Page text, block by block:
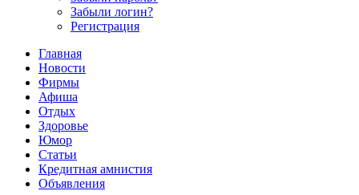
Забыли логин?
Регистрация
Главная
Новости
Фирмы
Афиша
Отдых
Здоровье
Юмор
Статьи
Кредитная амнистия
Объявления